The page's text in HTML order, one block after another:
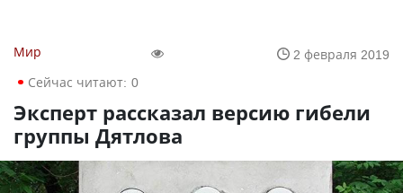
Мир
2 февраля 2019
Сейчас читают: 0
Эксперт рассказал версию гибели
группы Дятлова